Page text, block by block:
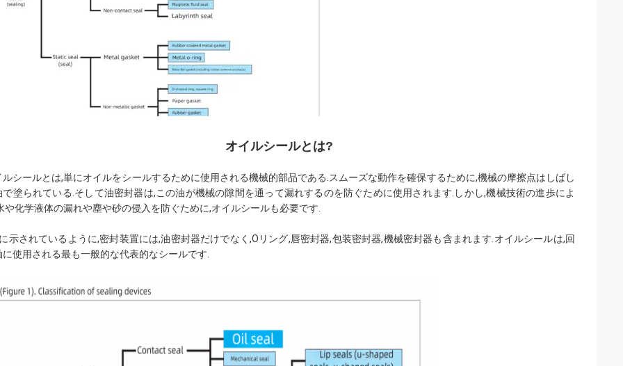
オイルシールとは?
ルシールとは,単にオイルをシールするために使用される機械的部品である.スムーズな動作を確保するために,機械の摩擦点はしばし
で塗られている.そして油密封器は,この油が機械の隙間を通って漏れするのを防ぐために使用されます.しかし,機械技術の進歩によ
や化学液体の漏れや塵や砂の侵入を防ぐために,オイルシールも必要です.
示されているように,密封装置には,油密封器だけでなく,Oリング,唇密封器,包装密封器,機械密封器も含まれます.オイルシールは,回
に使用される最も一般的な代表的なシールです.